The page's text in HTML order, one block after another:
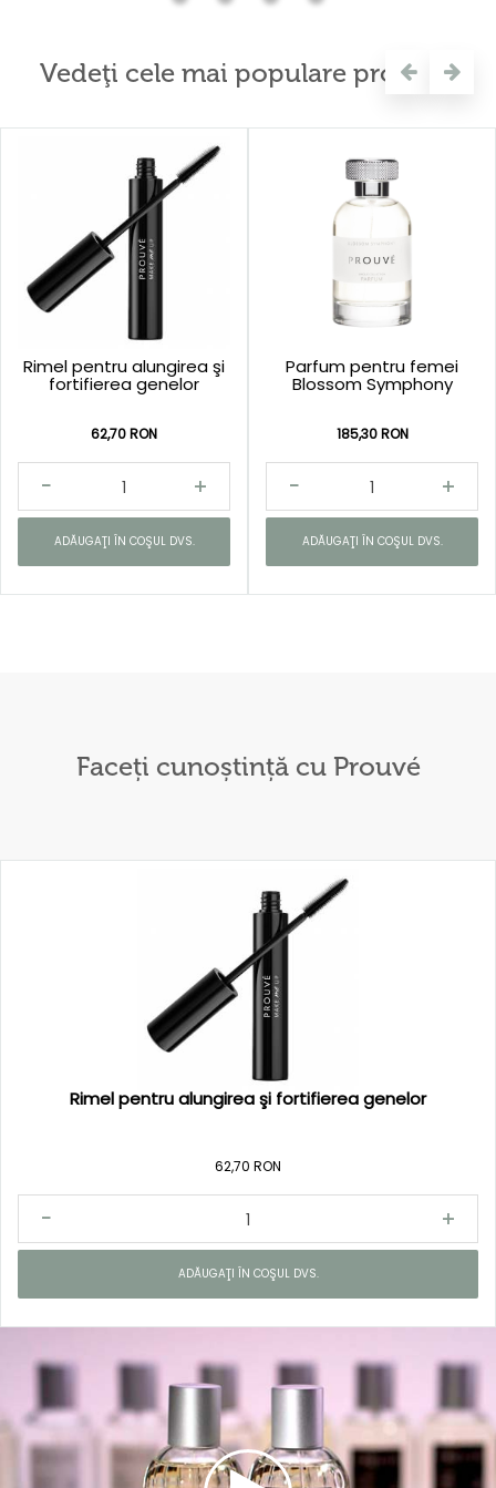
Vedeţi cele mai populare produse
Rimel pentru alungirea şi
fortifierea genelor
62,70 RON
ADĂUGAŢI ÎN COŞUL DVS.
Parfum pentru femei
Blossom Symphony
185,30 RON
ADĂUGAŢI ÎN COŞUL DVS.
Faceți cunoștință cu Prouvé
Rimel pentru alungirea şi fortifierea genelor
62,70 RON
ADĂUGAŢI ÎN COŞUL DVS.